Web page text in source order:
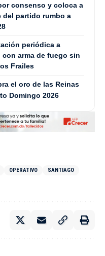
consenso y coloca a
del partido rumbo a
periódica a
con arma de fuego sin
Frailes
el oro de las Reinas
Domingo 2026
OPERATIVO
SANTIAGO